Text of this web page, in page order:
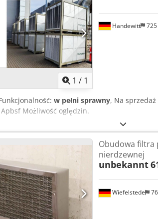
1 / 1
Handewitt 725
w pełni sprawny, Na
Możliwość oględzin.
Wiefelstede
Obudowa filtra
nierdzewnej
unbekannt